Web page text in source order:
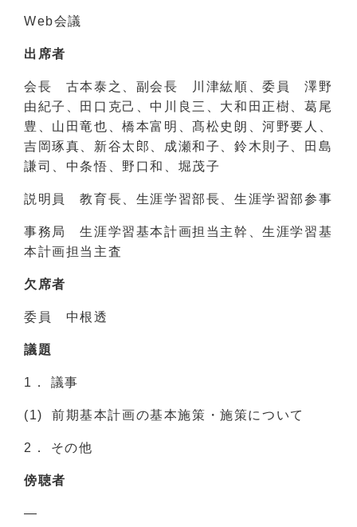
Web会議
出席者
会長 古本泰之、副会長 川津紘順、委員 澤野
由紀子、田口克己、中川良三、大和田正樹、葛尾
豊、山田竜也、橋本富明、髙松史朗、河野要人、
吉岡琢真、新谷太郎、成瀬和子、鈴木則子、田島
謙司、中条悟、野口和、堀茂子
説明員 教育長、生涯学習部長、生涯学習部参事
事務局 生涯学習基本計画担当主幹、生涯学習基
本計画担当主査
欠席者
委員 中根透
議題
1． 議事
(1) 前期基本計画の基本施策・施策について
2． その他
傍聴者
―